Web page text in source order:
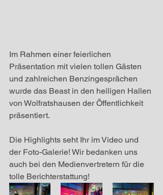
Im Rahmen einer feierlichen
Präsentation mit vielen tollen Gästen
und zahlreichen Benzingesprächen
wurde das Beast in den heiligen Hallen
von Wolfratshausen der Öffentlichkeit
präsentiert.
Die Highlights seht Ihr im Video und
der Foto-Galerie! Wir bedanken uns
auch bei den Medienvertretern für die
tolle Berichterstattung!